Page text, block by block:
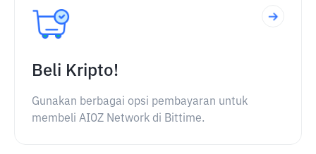
Beli Kripto!
Gunakan berbagai opsi pembayaran untuk
membeli AIOZ Network di Bittime.